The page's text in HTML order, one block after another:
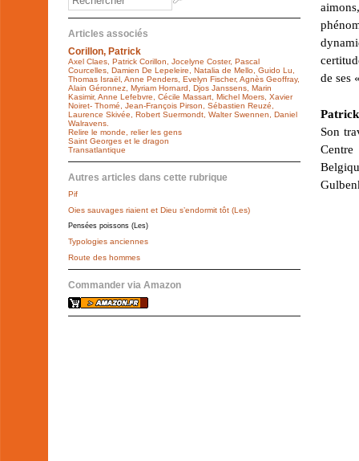
Articles associés
Corillon, Patrick
Axel Claes, Patrick Corillon, Jocelyne Coster, Pascal
Courcelles, Damien De Lepeleire, Natalia de Mello, Guido Lu,
Thomas Israël, Anne Penders, Evelyn Fischer, Agnès Geoffray,
Alain Géronnez, Myriam Hornard, Djos Janssens, Marin
Kasimir, Anne Lefebvre, Cécile Massart, Michel Moers, Xavier
Noiret- Thomé, Jean-François Pirson, Sébastien Reuzé,
Laurence Skivée, Robert Suermondt, Walter Swennen, Daniel
Walravens.
Relire le monde, relier les gens
Saint Georges et le dragon
Transatlantique
Autres articles dans cette rubrique
Pif
Oies sauvages riaient et Dieu s’endormit tôt (Les)
Pensées poissons (Les)
Typologies anciennes
Route des hommes
Commander via Amazon
de ses
Son
Centre